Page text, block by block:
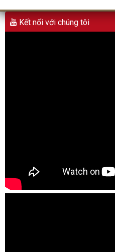
Kết nối với chúng tôi